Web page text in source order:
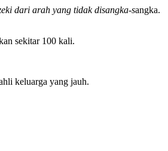
dari arah yang tidak disangka-sangka.
sekitar 100 kali.
keluarga yang jauh.